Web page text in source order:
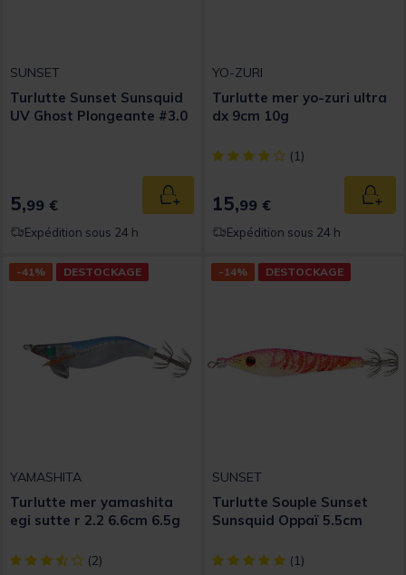
SUNSET
Turlutte Sunset Sunsquid
UV Ghost Plongeante #3.0
5,99 € Ajouter au panier
Expédition sous 24 h
YO-ZURI
Turlutte mer yo-zuri ultra
dx 9cm 10g
[object Object] out of 5
(1)
15,99 €
Expédition sous 24 h
-41% DESTOCKAGE
YAMASHITA
Turlutte mer yamashita
egi sutte r 2.2 6.6cm 6.5g
[object Object] out of 5 Customer Rating
(2)
-14% DESTOCKAGE
SUNSET
Turlutte Souple Sunset
Sunsquid Oppaï 5.5cm
[object Object] out of 5
(1)